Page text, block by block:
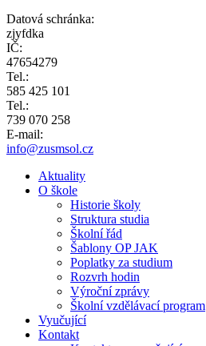
Datová schránka:
zjyfdka
IČ:
47654279
Tel.:
585 425 101
Tel.:
739 070 258
E-mail:
info@zusmsol.cz
Aktuality
O škole
Historie školy
Struktura studia
Školní řád
Šablony OP JAK
Poplatky za studium
Rozvrh hodin
Výroční zprávy
Školní vzdělávací program
Vyučující
Kontakt